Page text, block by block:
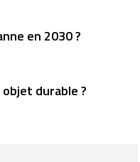
en 2030 ?
durable ?